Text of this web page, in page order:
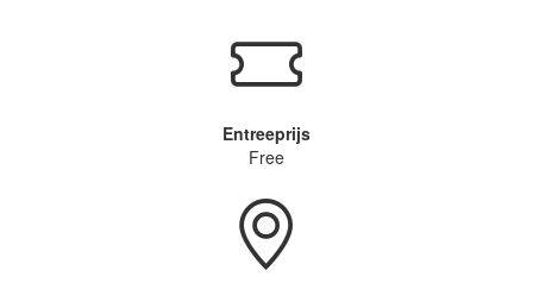
Entreeprijs
Free